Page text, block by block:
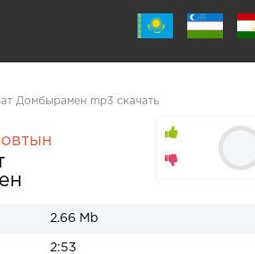
Домбырамен mp3 скачать
2.66 Mb
2:53